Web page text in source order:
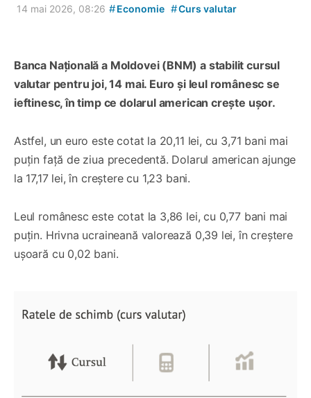
14 mai 2026, 08:26 #Economie #Curs valutar
Banca Națională a Moldovei (BNM) a stabilit cursul
valutar pentru joi, 14 mai. Euro și leul românesc se
ieftinesc, în timp ce dolarul american crește ușor.
Astfel, un euro este cotat la 20,11 lei, cu 3,71 bani mai
puțin față de ziua precedentă. Dolarul american ajunge
la 17,17 lei, în creștere cu 1,23 bani.
Leul românesc este cotat la 3,86 lei, cu 0,77 bani mai
puțin. Hrivna ucraineană valorează 0,39 lei, în creștere
ușoară cu 0,02 bani.